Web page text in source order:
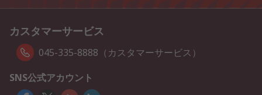
カスタマーサービス
045-335-8888（カスタマーサービス）
SNS公式アカウント